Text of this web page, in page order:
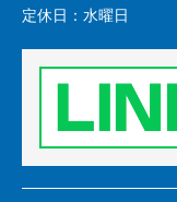
定休日： 水曜日